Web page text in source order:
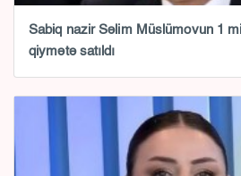
Sabiq nazir Səlim Müslümovun 1
qiymətə satıldı